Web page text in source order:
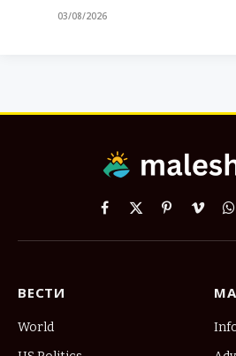
03/08/2026
Facebook
X
PinterestVimeo
ВЕСТИ
World